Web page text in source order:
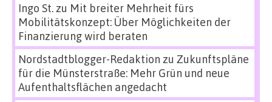
Ingo St.zu Mit breiter Mehrheit fürs
Mobilitätskonzept: Über Möglichkeiten der
Finanzierung wird beraten
Nordstadtblogger-Redaktion zu Zukunftspläne
für die Münsterstraße: Mehr Grün und neue
Aufenthaltsflächen angedacht